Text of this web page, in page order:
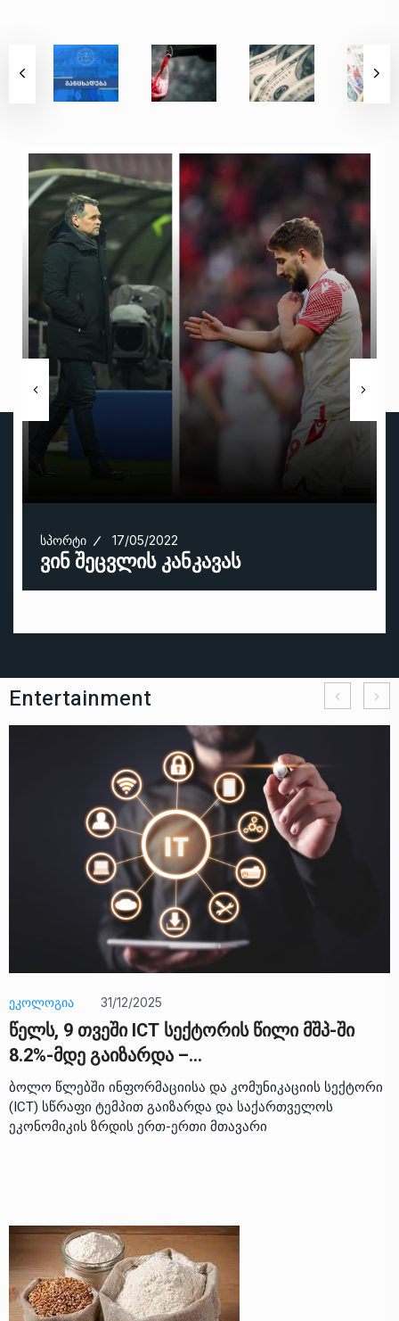
ᲡᲞᲝᲠᲢᲘ 17/05/2022
ვინ შეცვლის კანკავას
Entertainment
ᲔᲙᲝᲚᲝᲒᲘᲐ 31/12/2025
წელს, 9 თვეში ICT სექტორის წილი მშპ-ში
8.2%-მდე გაიზარდა –…
ბოლო წლებში ინფორმაციისა და კომუნიკაციის სექტორი
(ICT) სწრაფი ტემპით გაიზარდა და საქართველოს
ეკონომიკის ზრდის ერთ-ერთი მთავარი